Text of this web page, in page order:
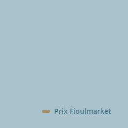
Prix Fioulmarket